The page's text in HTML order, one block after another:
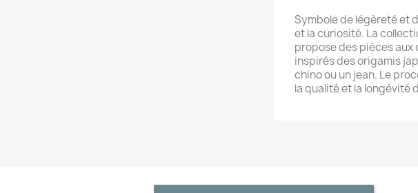
Symbole de légèreté et
et la curiosité. La
propose des pièces aux
inspirés des origamis
chino ou un jean. Le
la qualité et la longévité